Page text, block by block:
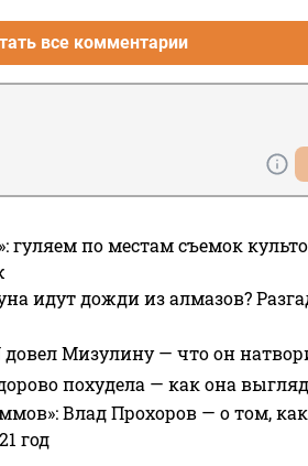
все комментарии
гуляем по местам съемок
идут дожди из алмазов?
довел Мизулину — что он
похудела — как она
Влад Прохоров — о том,
год